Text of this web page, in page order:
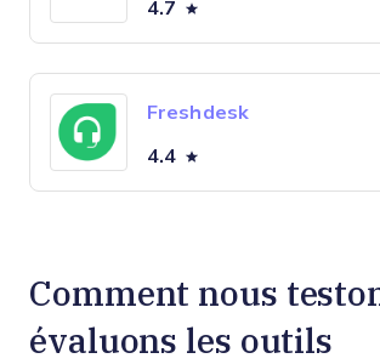
4.7
Freshdesk
4.4
Comment nous
évaluons les outils